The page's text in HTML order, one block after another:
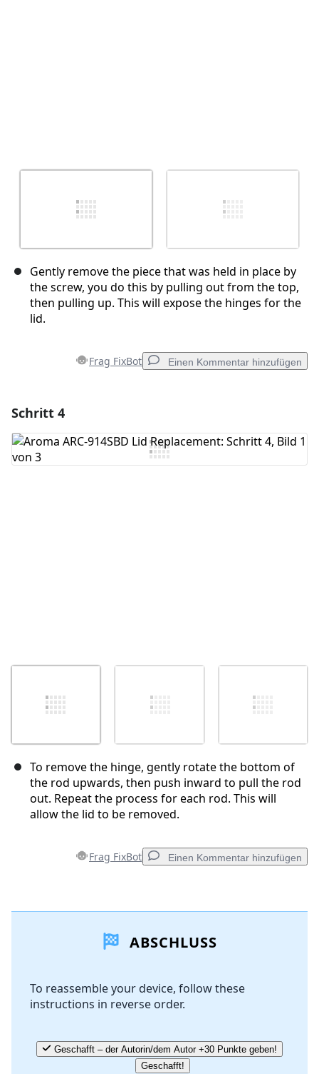
Gently remove the piece that was held in place by
the screw, you do this by pulling out from the top,
then pulling up. This will expose the hinges for the
lid.
Frag FixBot Einen Kommentar hinzufügen
Kommentar hinzufügen
Schritt 4
To remove the hinge, gently rotate the bottom of
the rod upwards, then push inward to pull the rod
out. Repeat the process for each rod. This will
allow the lid to be removed.
Frag FixBot Einen Kommentar hinzufügen
Kommentar hinzufügen
Abbrechen
ABSCHLUSS
To reassemble your device, follow these
instructions in reverse order.
Geschafft – der Autorin/dem Autor +30 Punkte geben!
Geschafft!